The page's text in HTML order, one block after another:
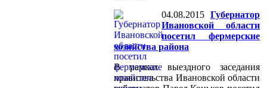
04.08.2015 Губернатор
Ивановской области
посетил фермерские
хозяйства района
В рамках выездного заседания
правительства Ивановской области